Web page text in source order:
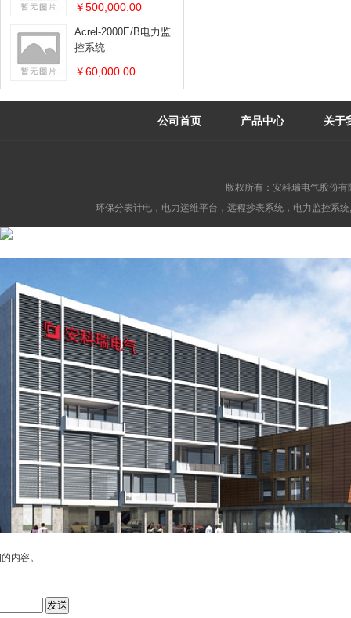
￥500,000.00
Acrel-2000E/B电力监
控系统
￥60,000.00
公司首页 产品中心 关于
版权所有：安科瑞电气股份
环保分表计电，电力运维平台，远程抄表系统，电力监控系
内容。